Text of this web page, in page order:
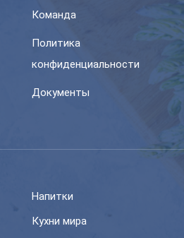
Команда
Политика
конфиденциальности
Документы
Напитки
Кухни мира